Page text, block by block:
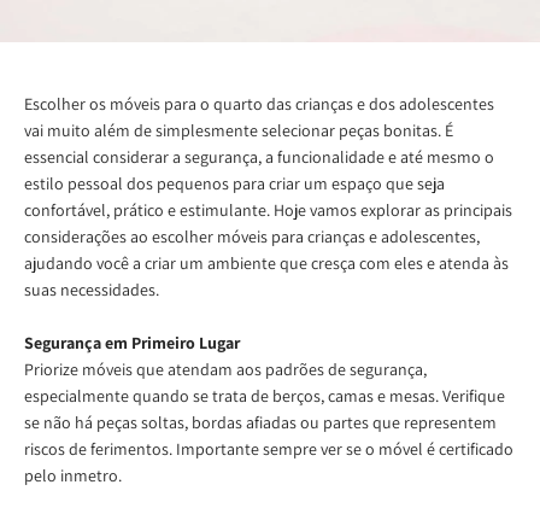
Escolher os móveis para o quarto das crianças e dos adolescentes
vai muito além de simplesmente selecionar peças bonitas. É
essencial considerar a segurança, a funcionalidade e até mesmo o
estilo pessoal dos pequenos para criar um espaço que seja
confortável, prático e estimulante. Hoje vamos explorar as principais
considerações ao escolher móveis para crianças e adolescentes,
ajudando você a criar um ambiente que cresça com eles e atenda às
suas necessidades.
Segurança em Primeiro Lugar
Priorize móveis que atendam aos padrões de segurança,
especialmente quando se trata de berços, camas e mesas. Verifique
se não há peças soltas, bordas afiadas ou partes que representem
riscos de ferimentos. Importante sempre ver se o móvel é certificado
pelo inmetro.